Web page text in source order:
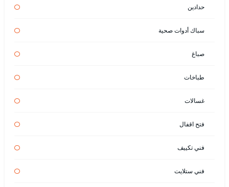
حدادين
سباك أدوات صحية
صباغ
طباخات
غسالات
فتح اقفال
فني تكييف
فني ستلايت